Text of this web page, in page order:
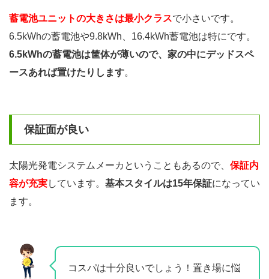
蓄電池ユニットの大きさは最小クラスで小さいです。
6.5kWhの蓄電池や9.8kWh、16.4kWh蓄電池は特にです。
6.5kWhの蓄電池は筐体が薄いので、家の中にデッドスペ
ースあれば置けたりします。
保証面が良い
太陽光発電システムメーカということもあるので、 保証内
容が充実しています。 基本スタイルは15年保証になってい
ます。
コスパは十分良いでしょう！置き場に悩